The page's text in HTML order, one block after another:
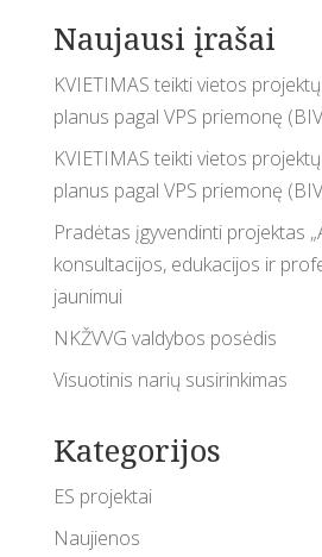
Naujausi įrašai
KVIETIMAS teikti vietos
planus pagal VPS priemonę
KVIETIMAS teikti vietos
planus pagal VPS priemonę
Pradėtas įgyvendinti projektas
konsultacijos, edukacijos ir
jaunimui
NKŽVVG valdybos posėdis
Visuotinis narių susirinkimas
Kategorijos
ES projektai
Naujienos